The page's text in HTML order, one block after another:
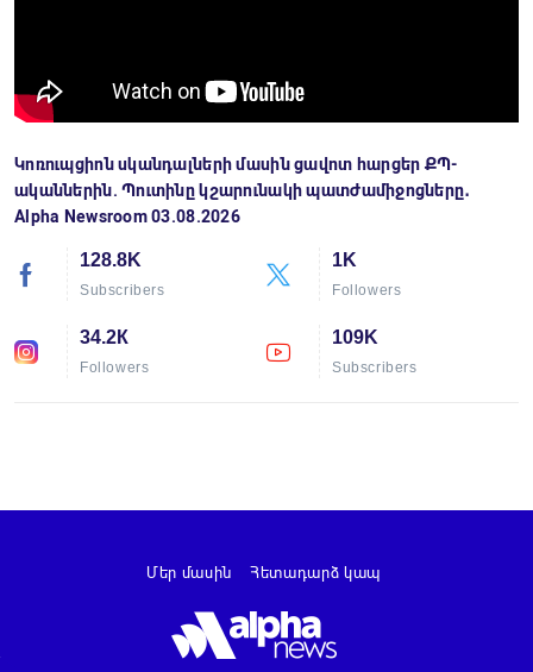
Կոռուպցիոն սկանդալների մասին ցավոտ հարցեր ՔՊ-
ականներին. Պուտինը կշարունակի պատժամիջոցները․
Alpha Newsroom 03.08.2026
128.8K
Subscribers
1K
Followers
34.2К
Followers
109K
Subscribers
Մեր մասին Հետադարձ կապ